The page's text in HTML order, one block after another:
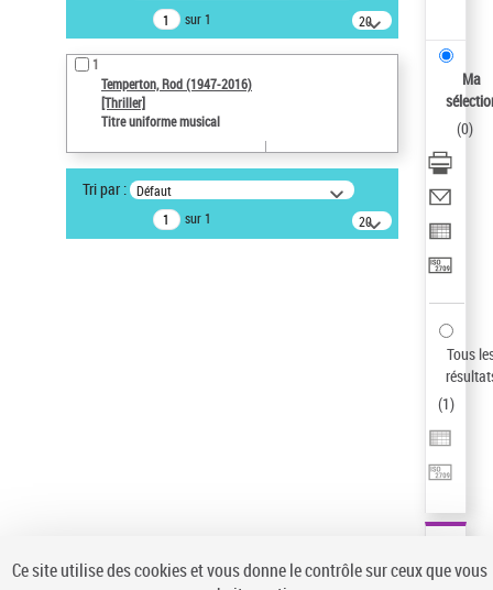
notices d’autorité
Œuvres liées à l'auteur :
Temperton, Rod (1947-2016)
Auteur d’œuvre
ne s'applique pas
Statut de la notice d’autorité
sur 1
20
résultats/page
1
Temperton, Rod (1947-2016)
[Thriller]
Titre uniforme musical
Tri par : Défaut
sur 1
20
résultats/page
Ma
(0)
Tous
(1)
Ce site utilise des cookies et vous donne le contrôle sur ceux que vous